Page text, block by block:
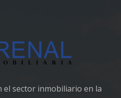
el sector inmobiliario en la